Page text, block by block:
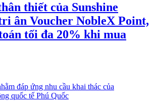
thiết của Sunshine
ân Voucher NobleX Point,
tối đa 20% khi mua